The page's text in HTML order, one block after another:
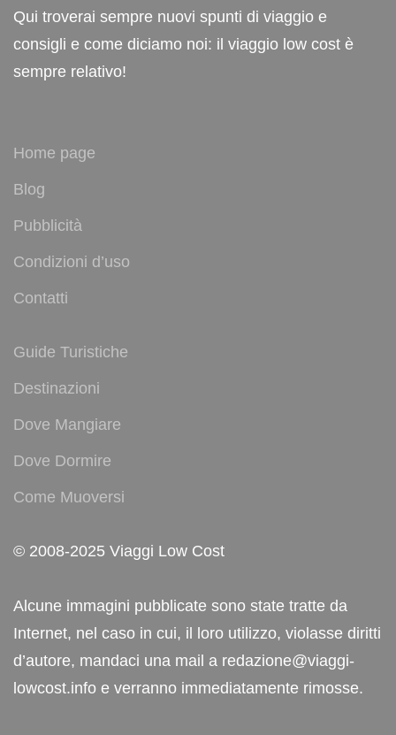
Qui troverai sempre nuovi spunti di viaggio e
consigli e come diciamo noi: il viaggio low cost è
sempre relativo!
Home page
Blog
Pubblicità
Condizioni d’uso
Contatti
Guide Turistiche
Destinazioni
Dove Mangiare
Dove Dormire
Come Muoversi
© 2008-2025 Viaggi Low Cost
Alcune immagini pubblicate sono state tratte da
Internet, nel caso in cui, il loro utilizzo, violasse diritti
d’autore, mandaci una mail a redazione@viaggi-
lowcost.info e verranno immediatamente rimosse.